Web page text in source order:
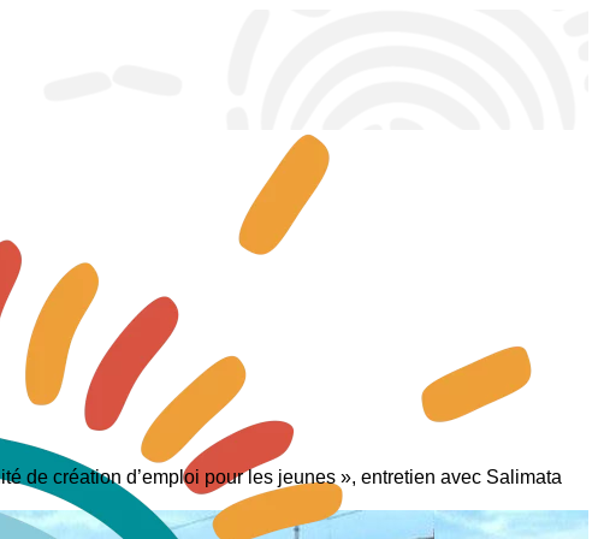
de création d’emploi pour les jeunes », entretien avec Salimata